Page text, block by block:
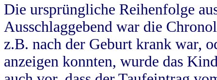
Die ursprüngliche Reihenfolge
Ausschlaggebend war die
z.B. nach der Geburt krank war,
anzeigen konnten, wurde das